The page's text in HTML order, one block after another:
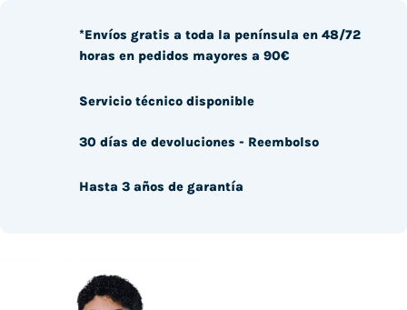
*Envíos gratis a toda la península en 48/72
horas en pedidos mayores a 90€
Servicio técnico disponible
30 días de devoluciones - Reembolso
Hasta 3 años de garantía